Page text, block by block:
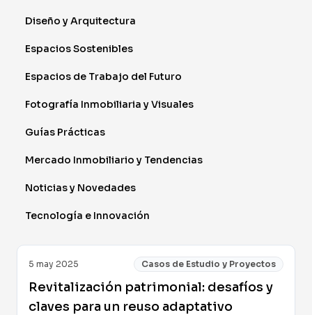
Diseño y Arquitectura
Espacios Sostenibles
Espacios de Trabajo del Futuro
Fotografía Inmobiliaria y Visuales
Guías Prácticas
Mercado Inmobiliario y Tendencias
Noticias y Novedades
Tecnología e Innovación
5 may 2025 Casos de Estudio y Proyectos
Revitalización patrimonial: desafíos y
claves para un reuso adaptativo